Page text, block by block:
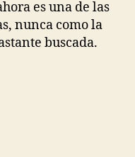
es una de las
nunca como la
buscada.